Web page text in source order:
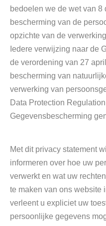
bedoelen we de wet van 8
bescherming van de
opzichte van de
Iedere verwijzing naar de
de verordening van 27
bescherming van
verwerking van
Data Protection
Gegevensbescherming
Met dit privacy statement
informeren over hoe uw
verwerkt en wat uw
te maken van ons website
verleent u expliciet uw
persoonlijke gegevens